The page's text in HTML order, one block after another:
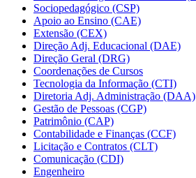
Sociopedagógico (CSP)
Apoio ao Ensino (CAE)
Extensão (CEX)
Direção Adj. Educacional (DAE)
Direção Geral (DRG)
Coordenações de Cursos
Tecnologia da Informação (CTI)
Diretoria Adj. Administração (DAA)
Gestão de Pessoas (CGP)
Patrimônio (CAP)
Contabilidade e Finanças (CCF)
Licitação e Contratos (CLT)
Comunicação (CDI)
Engenheiro